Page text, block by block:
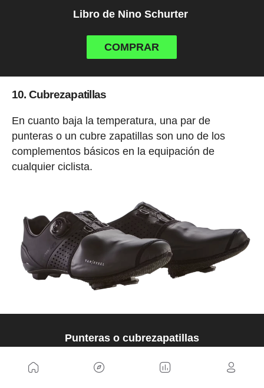
Libro de Nino Schurter
COMPRAR
10. Cubrezapatillas
En cuanto baja la temperatura, una par de
punteras o un cubre zapatillas son uno de los
complementos básicos en la equipación de
cualquier ciclista.
Punteras o cubrezapatillas